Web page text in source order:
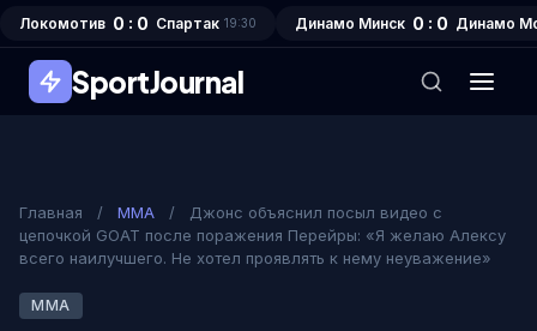
Локомотив 0 : 0 Спартак 19:30 Динамо Минск 0 : 0 Динамо
SportJournal
Главная / MMA /
Джонс объяснил посыл видео с
цепочкой GOAT после поражения Перейры: «Я желаю Алексу
всего наилучшего. Не хотел проявлять к нему неуважение»
MMA